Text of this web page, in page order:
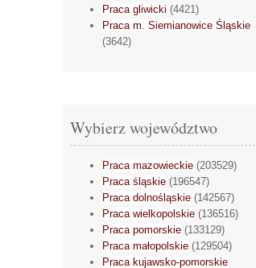
Praca gliwicki (4421)
Praca m. Siemianowice Śląskie
(3642)
Wybierz województwo
Praca mazowieckie (203529)
Praca śląskie (196547)
Praca dolnośląskie (142567)
Praca wielkopolskie (136516)
Praca pomorskie (133129)
Praca małopolskie (129504)
Praca kujawsko-pomorskie